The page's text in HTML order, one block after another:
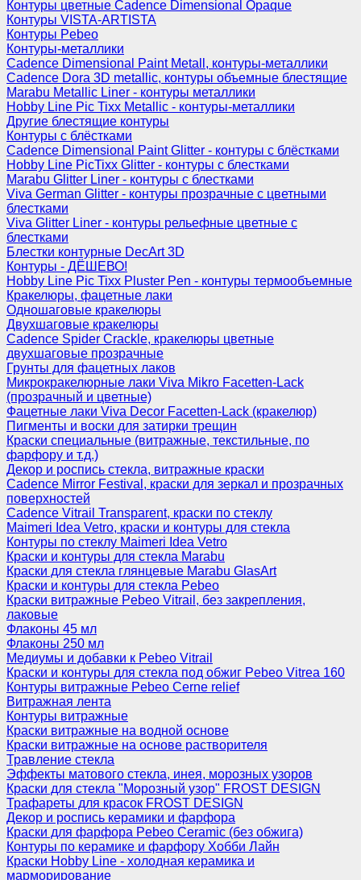
Контуры цветные Cadence Dimensional Opaque
Контуры VISTA-ARTISTA
Контуры Pebeo
Контуры-металлики
Cadence Dimensional Paint Metall, контуры-металлики
Cadence Dora 3D metallic, контуры объемные блестящие
Marabu Metallic Liner - контуры металлики
Hobby Line Pic Tixx Metallic - контуры-металлики
Другие блестящие контуры
Контуры с блёстками
Cadence Dimensional Paint Glitter - контуры с блёстками
Hobby Line PicTixx Glitter - контуры с блестками
Marabu Glitter Liner - контуры с блестками
Viva German Glitter - контуры прозрачные с цветными
блестками
Viva Glitter Liner - контуры рельефные цветные с
блестками
Блестки контурные DecArt 3D
Контуры - ДЁШЕВО!
Hobby Line Pic Tixx Pluster Pen - контуры термообъемные
Кракелюры, фацетные лаки
Одношаговые кракелюры
Двухшаговые кракелюры
Cadence Spider Crackle, кракелюры цветные
двухшаговые прозрачные
Грунты для фацетных лаков
Микрокракелюрные лаки Viva Mikro Facetten-Lack
(прозрачный и цветные)
Фацетные лаки Viva Decor Facetten-Lack (кракелюр)
Пигменты и воски для затирки трещин
Краски специальные (витражные, текстильные, по
фарфору и т.д.)
Декор и роспись стекла, витражные краски
Cadence Mirror Festival, краски для зеркал и прозрачных
поверхностей
Cadence Vitrail Transparent, краски по стеклу
Maimeri Idea Vetro, краски и контуры для стекла
Контуры по стеклу Maimeri Idea Vetro
Краски и контуры для стекла Marabu
Краски для стекла глянцевые Marabu GlasArt
Краски и контуры для стекла Pebeo
Краски витражные Pebeo Vitrail, без закрепления,
лаковые
Флаконы 45 мл
Флаконы 250 мл
Медиумы и добавки к Pebeo Vitrail
Краски и контуры для стекла под обжиг Pebeo Vitrea 160
Контуры витражные Pebeo Cerne relief
Витражная лента
Контуры витражные
Краски витражные на водной основе
Краски витражные на основе растворителя
Травление стекла
Эффекты матового стекла, инея, морозных узоров
Краски для стекла "Морозный узор" FROST DESIGN
Трафареты для красок FROST DESIGN
Декор и роспись керамики и фарфора
Краски для фарфора Pebeo Ceramic (без обжига)
Контуры по керамике и фарфору Хобби Лайн
Краски Hobby Line - холодная керамика и
марморирование